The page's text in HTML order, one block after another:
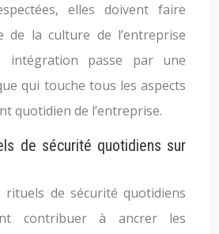
elles doivent faire
de la culture de l’entreprise
intégration passe par une
qui touche tous les aspects
quotidien de l’entreprise.
de sécurité quotidiens sur
rituels de sécurité quotidiens
contribuer à ancrer les